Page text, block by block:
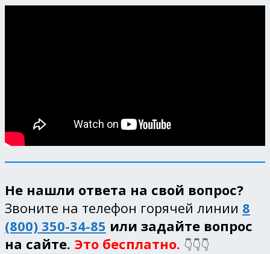
Не нашли ответа на свой вопрос?
Звоните на телефон горячей линии 8
(800) 350-34-85 или задайте вопрос
на сайте. Это бесплатно. 👇👇👇